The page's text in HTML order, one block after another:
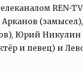
REN-
Юрий
и певец) и